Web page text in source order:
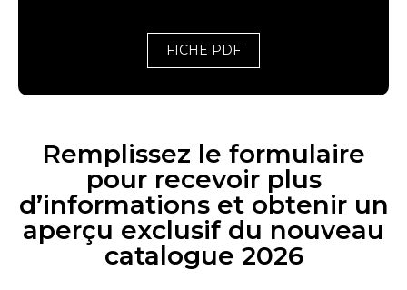
FICHE PDF
Remplissez le formulaire
pour recevoir plus
d’informations et obtenir un
aperçu exclusif du nouveau
catalogue 2026